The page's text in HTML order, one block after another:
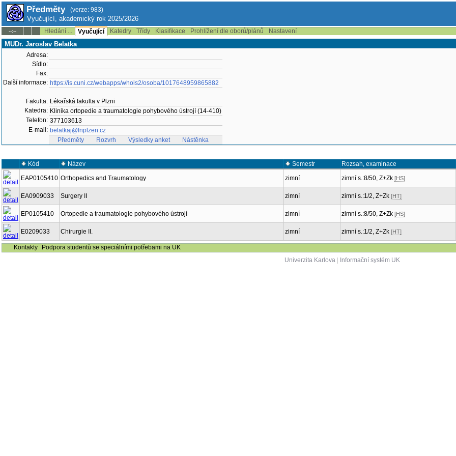
Předměty (verze: 983)
Vyučující, akademický rok 2025/2026
--:-- Hledání ... Vyučující Katedry Třídy Klasifikace Prohlížení dle oborů/plánů Nastavení
MUDr. Jaroslav Belatka
Adresa:
Sídlo:
Fax:
Další informace: https://is.cuni.cz/webapps/whois2/osoba/1017648959865882
Fakulta: Lékařská fakulta v Plzni
Katedra: Klinika ortopedie a traumatologie pohybového ústrojí (14-410)
Telefon: 377103613
E-mail: belatkaj@fnplzen.cz
Předměty
Rozvrh Výsledky anket Nástěnka
Kód Název Semestr Rozsah, examinace
EAP0105410 Orthopedics and Traumatology zimní zimní s.:8/50, Z+Zk [HS]
EA0909033 Surgery II zimní zimní s.:1/2, Z+Zk [HT]
EP0105410 Ortopedie a traumatologie pohybového ústrojí zimní zimní s.:8/50, Z+Zk [HS]
E0209033 Chirurgie II. zimní zimní s.:1/2, Z+Zk [HT]
Kontakty
Podpora studentů se speciálními potřebami na UK
Univerzita Karlova| Informační systém UK